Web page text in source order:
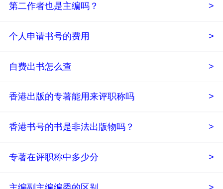
>
第二作者也是主编吗？
>
个人申请书号的费用
>
自费出书怎么查
>
香港出版的专著能用来评职称吗
>
香港书号的书是非法出版物吗？
>
专著在评职称中多少分